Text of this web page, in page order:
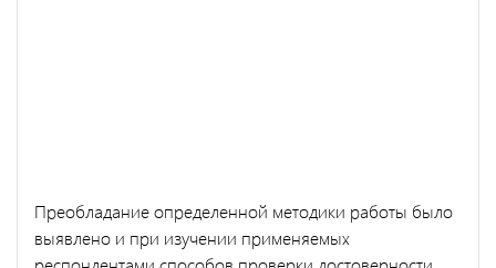
Преобладание определенной методики работы было
выявлено и при изучении применяемых